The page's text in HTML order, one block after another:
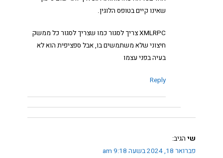
שאינו קיים בטופס הלוגין.
XMLRPC צריך לסגור כמו שצריך לסגור כל ממשק
חיצוני שלא משתמשים בו, אבל ספציפית הוא לא
בעיה בפני עצמו
Reply
שי הגיב:
פברואר 18, 2024 בשעה 9:18 am